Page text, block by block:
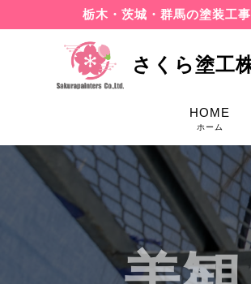
栃木・茨城・群馬の塗装工
さくら塗工
HOME
ホーム